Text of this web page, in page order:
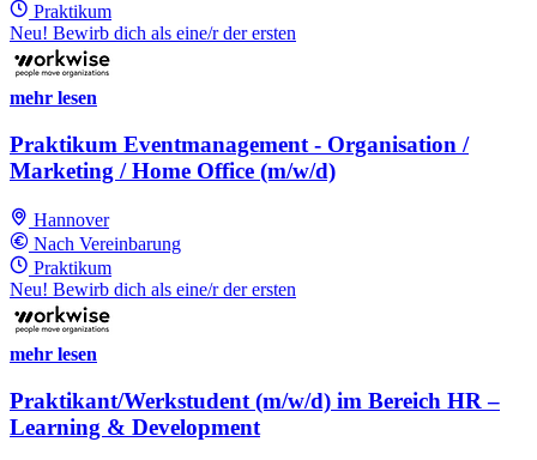
Praktikum
Neu! Bewirb dich als eine/r der ersten
mehr lesen
Praktikum Eventmanagement - Organisation /
Marketing / Home Office (m/w/d)
Hannover
Nach Vereinbarung
Praktikum
Neu! Bewirb dich als eine/r der ersten
mehr lesen
Praktikant/Werkstudent (m/w/d) im Bereich HR –
Learning & Development